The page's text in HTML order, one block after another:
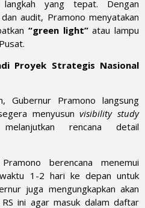
yang tepat. Dengan
audit, Pramono menyatakan
“green light”atau lampu
Proyek Strategis Nasional
Gubernur Pramono langsung
menyusunvisibility study
rencana detail
berencana menemui
1-2 hari ke depan untuk
juga mengungkapkan akan
RS ini agar masuk dalam daftar